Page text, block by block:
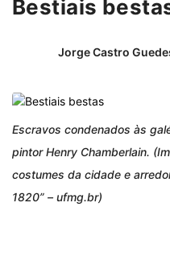
Bestiais
Jorge Castro
Escravos condenados às
pintor Henry Chamberlain.
costumes da cidade e
1820” – ufmg.br)